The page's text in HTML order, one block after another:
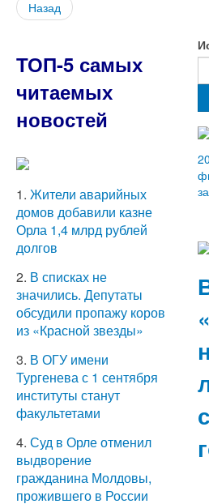
Назад
ТОП-5 самых
читаемых
новостей
1. Жители аварийных
домов добавили казне
Орла 1,4 млрд рублей
долгов
2. В списках не
значились. Депутаты
обсудили пропажу коров
из «Красной звезды»
3. В ОГУ имени
Тургенева с 1 сентября
институты станут
факультетами
4. Суд в Орле отменил
выдворение
гражданина Молдовы,
прожившего в России